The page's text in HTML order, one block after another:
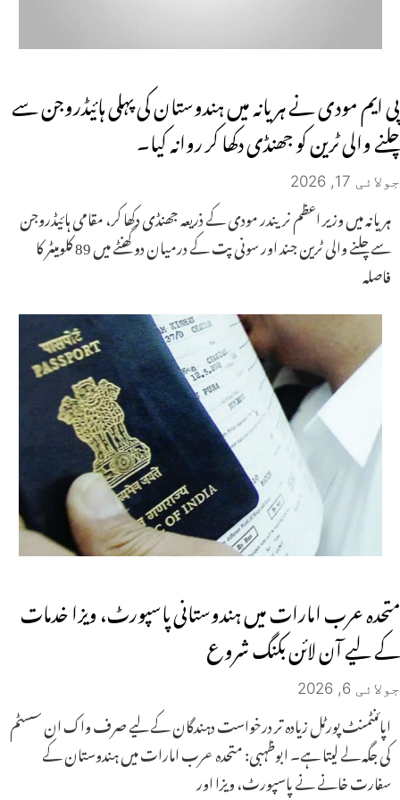
پی ایم مودی نے ہریانہ میں ہندوستان کی پہلی ہائیڈروجن سے
چلنے والی ٹرین کو جھنڈی دکھا کر روانہ کیا۔
جولائی 17, 2026
ہریانہ میں وزیر اعظم نریندر مودی کے ذریعہ جھنڈی دکھا کر، مقامی ہائیڈروجن
سے چلنے والی ٹرین جند اور سونی پت کے درمیان دو گھنٹے میں 89 کلومیٹر کا
فاصلہ
متحدہ عرب امارات میں ہندوستانی پاسپورٹ، ویزا خدمات
کے لیے آن لائن بکنگ شروع
جولائی 6, 2026
اپائنٹمنٹ پورٹل زیادہ تر درخواست دہندگان کے لیے صرف واک ان سسٹم
کی جگہ لے لیتا ہے۔ ابوظہبی: متحدہ عرب امارات میں ہندوستان کے
سفارت خانے نے پاسپورٹ، ویزا اور